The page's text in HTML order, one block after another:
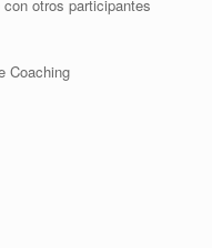
otros participantes
Coaching